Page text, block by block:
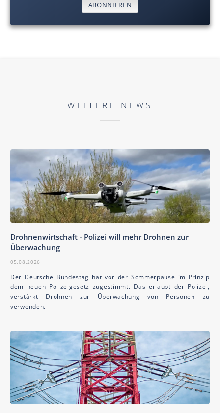
ABONNIEREN
WEITERE NEWS
Drohnenwirtschaft - Polizei will mehr Drohnen zur
Überwachung
05.08.2026
Der Deutsche Bundestag hat vor der Sommerpause im Prinzip
dem neuen Polizeigesetz zugestimmt. Das erlaubt der Polizei,
verstärkt Drohnen zur Überwachung von Personen zu
verwenden.